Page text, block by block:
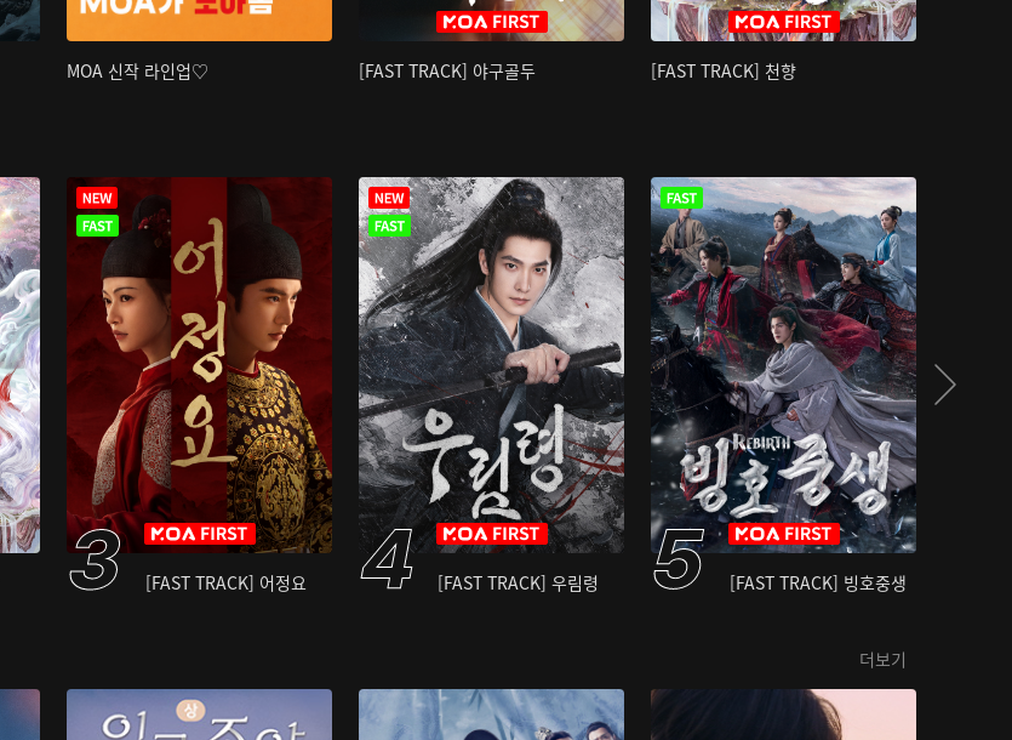
MOA 신작 라인업♡ [FAST TRACK] 야구골두 [FAST TRACK] 천향
[FAST TRACK] 어정요 [FAST TRACK] 우림령 [FAST TRACK] 빙호중생
더보기